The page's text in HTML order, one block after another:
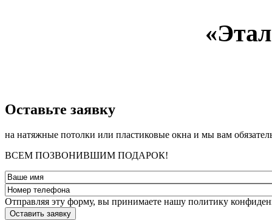
­Оставьте заявку
на натяжные потолки или пластиковые окна и мы вам
ВСЕМ ПОЗВОНИВШИМ ПОДАРОК!
Отправляя эту форму, вы принимаете нашу политику
Оставить заявку